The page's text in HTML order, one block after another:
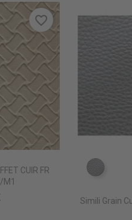
CUIR FR
M1
favorite_border
Simili Grain